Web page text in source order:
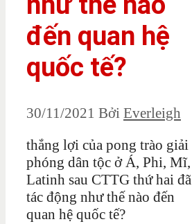
đến quan hệ
quốc tế?
30/11/2021 Bởi Everleigh
thắng lợi của pong trào giải
phóng dân tộc ở Á, Phi, Mĩ,
Latinh sau CTTG thứ hai đã
tác động như thế nào đến
quan hệ quốc tế?